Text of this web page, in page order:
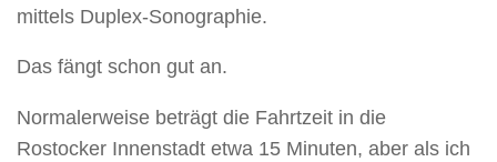
mittels Duplex-Sonographie.
Das fängt schon gut an.
Normalerweise beträgt die Fahrtzeit in die
Rostocker Innenstadt etwa 15 Minuten, aber als ich